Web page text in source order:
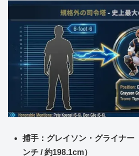
捕手：グレイソン・グライナー
ンチ / 約198.1cm）